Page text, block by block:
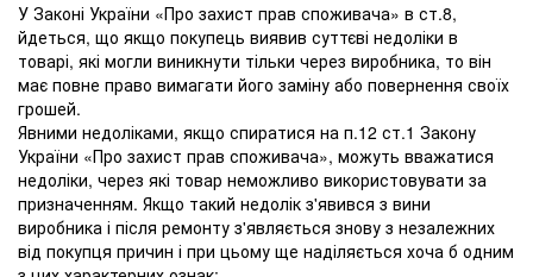
У Законі України «Про захист прав споживача» в ст.8,
йдеться, що якщо покупець виявив суттєві недоліки в
товарі, які могли виникнути тільки через виробника, то він
має повне право вимагати його заміну або повернення своїх
грошей.
Явними недоліками, якщо спиратися на п.12 ст.1 Закону
України «Про захист прав споживача», можуть вважатися
недоліки, через які товар неможливо використовувати за
призначенням. Якщо такий недолік з'явився з вини
виробника і після ремонту з'являється знову з незалежних
від покупця причин і при цьому ще наділяється хоча б одним